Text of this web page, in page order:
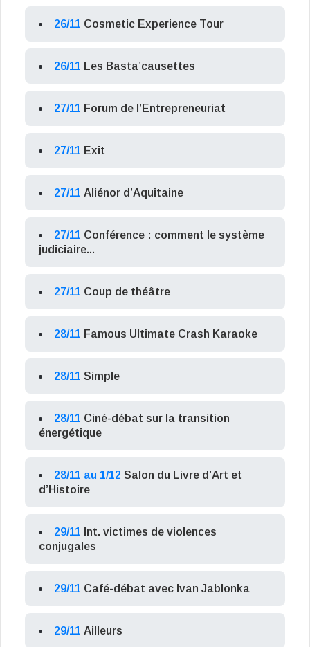
26/11 Cosmetic Experience Tour
26/11 Les Basta’causettes
27/11 Forum de l’Entrepreneuriat
27/11 Exit
27/11 Aliénor d’Aquitaine
27/11 Conférence : comment le système
judiciaire...
27/11 Coup de théâtre
28/11 Famous Ultimate Crash Karaoke
28/11 Simple
28/11 Ciné-débat sur la transition
énergétique
28/11 au 1/12 Salon du Livre d’Art et
d’Histoire
29/11 Int. victimes de violences
conjugales
29/11 Café-débat avec Ivan Jablonka
29/11 Ailleurs